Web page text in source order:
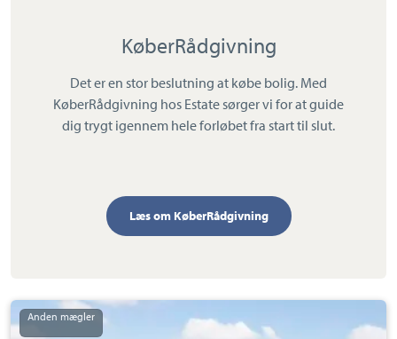
KøberRådgivning
Det er en stor beslutning at købe bolig. Med
KøberRådgivning hos Estate sørger vi for at guide
dig trygt igennem hele forløbet fra start til slut.
Læs om KøberRådgivning
Landejendom:
Houmarksvej